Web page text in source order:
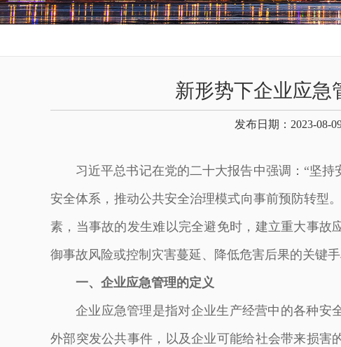
新形势下企业应急
发布日期：2023-08-
习近平总书记在党的二十大报告中强调：“坚
安全体系，推动公共安全治理模式向事前预防转型
素，当事故的发生难以完全避免时，建立重大事
御事故风险或控制灾害蔓延、降低危害后果的关键手
一、企业应急管理的定义
企业应急管理是指对企业生产经营中的各种安
外部突发公共事件，以及企业可能给社会带来损害